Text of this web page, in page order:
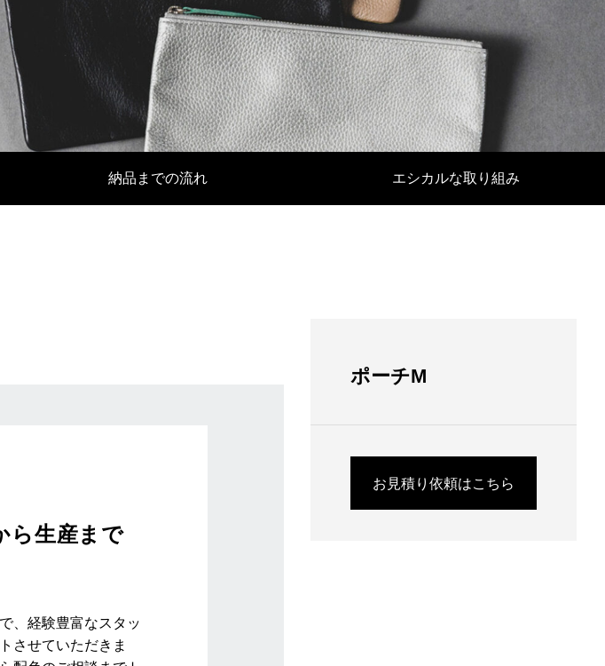
バッグOEM製作：マクアケで大成功を収め
たその裏側とは？
リサイクルレザーとは？環境に配慮したサ
ステナブルな素材でOEM生産
納品までの流れ エシカルな取り組み
ら生産まで
、経験豊富なスタッ
させていただきま
ポーチM
お見積り依頼はこちら